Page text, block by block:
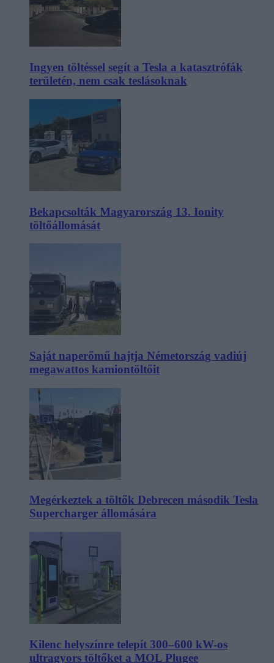
Ingyen töltéssel segít a Tesla a katasztrófák
területén, nem csak teslásoknak
Bekapcsolták Magyarország 13. Ionity
töltőállomását
Saját naperőmű hajtja Németország vadiúj
megawattos kamiontöltőit
Megérkeztek a töltők Debrecen második Tesla
Supercharger állomására
Kilenc helyszínre telepít 300–600 kW-os
ultragyors töltőket a MOL Plugee